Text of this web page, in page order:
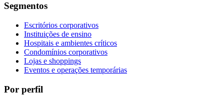
Segmentos
Escritórios corporativos
Instituições de ensino
Hospitais e ambientes críticos
Condomínios corporativos
Lojas e shoppings
Eventos e operações temporárias
Por perfil